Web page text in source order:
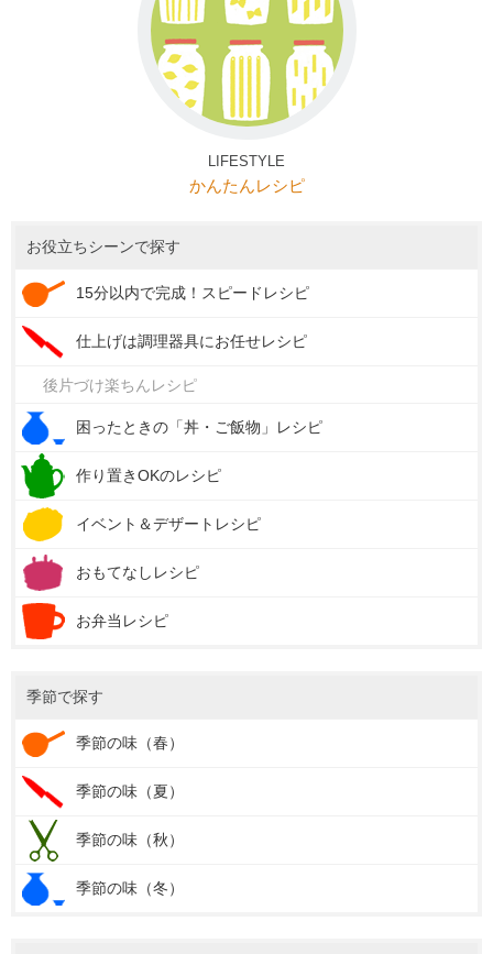
LIFESTYLE
かんたんレシピ
お役立ちシーンで探す
15分以内で完成！スピードレシピ
仕上げは調理器具にお任せレシピ
後片づけ楽ちんレシピ
困ったときの「丼・ご飯物」レシピ
作り置きOKのレシピ
イベント＆デザートレシピ
おもてなしレシピ
お弁当レシピ
季節で探す
季節の味（春）
季節の味（夏）
季節の味（秋）
季節の味（冬）